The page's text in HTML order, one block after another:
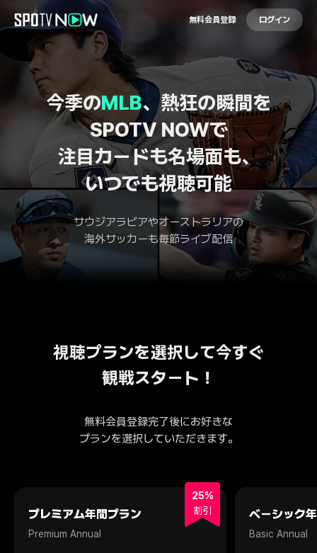
無料会員登録 ログイン
今季のMLB、熱狂の瞬間を
SPOTV NOWで
注目カードも名場面も、
いつでも視聴可能
サウジアラビアやオーストラリアの
海外サッカーも毎節ライブ配信
視聴プランを選択して今すぐ
観戦スタート！
無料会員登録完了後にお好きな
プランを選択していただきます。
25%
割引
プレミアム年間プラン
Premium Annual
ベーシック
Basic Annual